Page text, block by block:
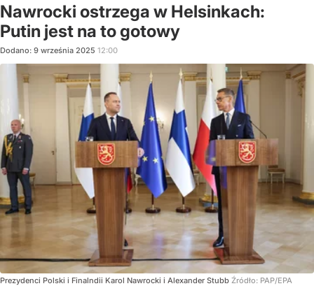
Nawrocki ostrzega w Helsinkach:
Putin jest na to gotowy
Dodano: 9 września 2025 12:00
Prezydenci Polski i Finalndii Karol Nawrocki i Alexander Stubb Źródło: PAP/EPA